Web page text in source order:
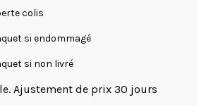
colis
si endommagé
si non livré
Ajustement de prix 30 jours